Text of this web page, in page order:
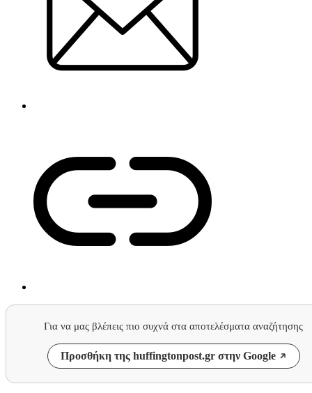
Για να μας βλέπεις πιο συχνά στα αποτελέσματα αναζήτησης
Προσθήκη της huffingtonpost.gr στην Google